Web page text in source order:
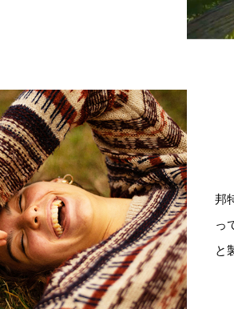
邦
っ
と